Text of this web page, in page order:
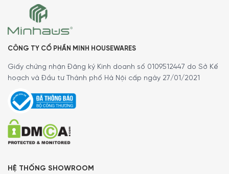
CÔNG TY CỔ PHẦN MINH HOUSEWARES
Giấy chứng nhận Đăng ký Kinh doanh số 0109512447 do Sở Kế
hoạch và Đầu tư Thành phố Hà Nội cấp ngày 27/01/2021
HỆ THỐNG SHOWROOM